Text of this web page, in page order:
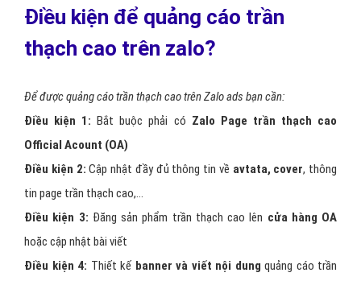
Điều kiện để quảng cáo trần
thạch cao trên zalo?
Để được quảng cáo trần thạch cao trên Zalo ads bạn cần:
Điều kiện 1: Bắt buộc phải có Zalo Page trần thạch cao
Official Acount (OA)
Điều kiện 2: Cập nhật đầy đủ thông tin về avtata, cover, thông
tin page trần thạch cao,…
Điều kiện 3: Đăng sản phẩm trần thạch cao lên cửa hàng OA
hoặc cập nhật bài viết
Điều kiện 4: Thiết kế banner và viết nội dung quảng cáo trần